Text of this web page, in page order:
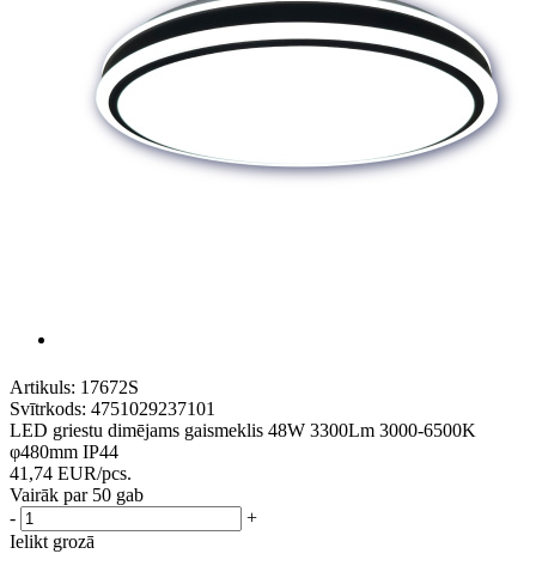
Artikuls: 17672S
Svītrkods: 4751029237101
LED griestu dimējams gaismeklis 48W 3300Lm 3000-6500K
φ480mm IP44
41,74 EUR/pcs.
Vairāk par 50 gab
-
+
Ielikt grozā